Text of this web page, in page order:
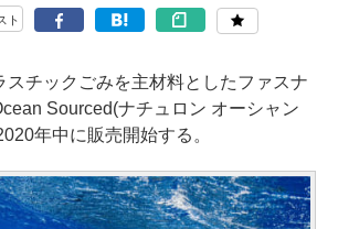
ト
スチックごみを主材料としたファスナ
Sourced(ナチュロン オーシャン
年中に販売開始する。